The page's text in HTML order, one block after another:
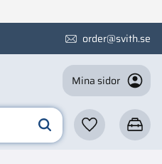
order@svith.se
Mina sidor
Favoriter